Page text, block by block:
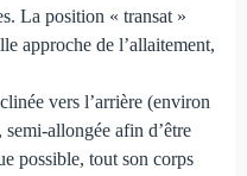
La position « transat »
approche de l’allaitement,
vers l’arrière (environ
allongée afin d’être
possible, tout son corps